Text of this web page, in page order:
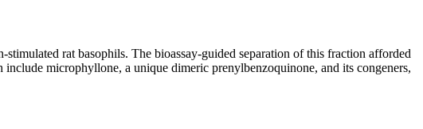
rat basophils. The bioassay-guided separation of this fraction afforded
microphyllone, a unique dimeric prenylbenzoquinone, and its congeners,